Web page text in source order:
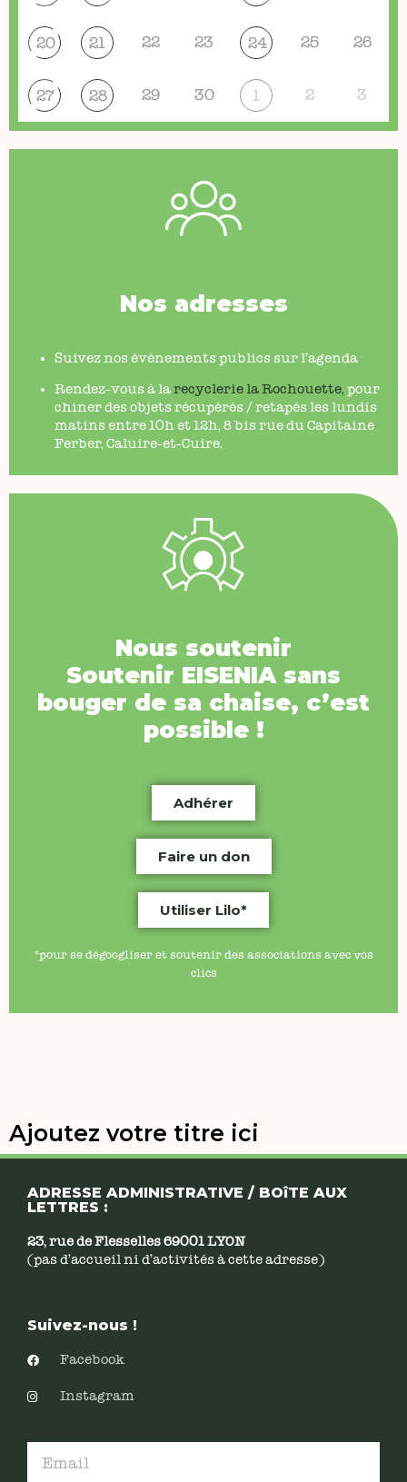
20 21 22 23 24 25 26
27 28 29 30 1 2 3
Nos adresses
Suivez nos événements publics sur l’agenda
Rendez-vous à larecyclerie la Rochouette, pour
chiner des objets récupérés / retapés les lundis
matins entre 10h et 12h, 8 bis rue du Capitaine
Ferber, Caluire-et-Cuire.
Nous soutenir
Soutenir EISENIA sans
bouger de sa chaise, c’est
possible !
Adhérer
Faire un don
Utiliser Lilo*
*pour se dégoogliser et soutenir des associations avec vos
clics
Ajoutez votre titre ici
ADRESSE ADMINISTRATIVE / BOîTE AUX
LETTRES :
23, rue de Flesselles 69001 LYON
(pas d’accueil ni d’activités à cette adresse)
Suivez-nous !
Facebook
Instagram